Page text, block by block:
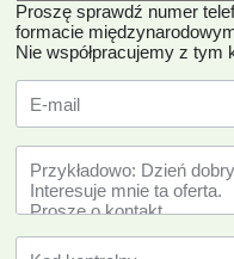
Proszę sprawdź numer
formacie
Nie współpracujemy z tym